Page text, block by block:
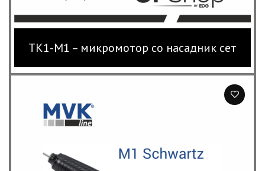
TK1-M1 – микромотор со насадник сет